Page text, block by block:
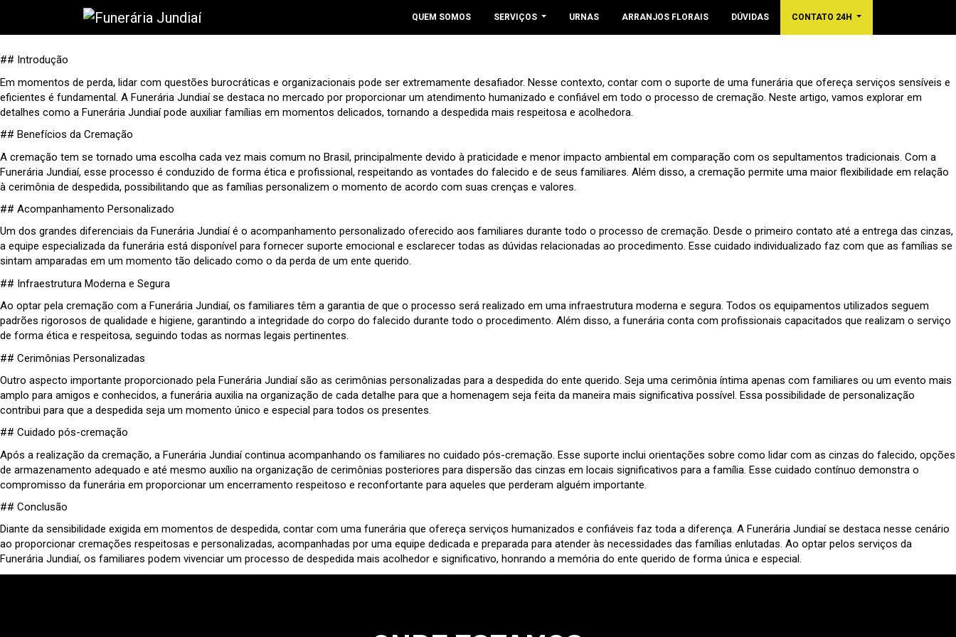
QUEM SOMOS SERVIÇOS URNAS ARRANJOS FLORAIS DÚVIDAS CONTATO 24H
## Introdução
Em momentos de perda, lidar com questões burocráticas e organizacionais pode ser extremamente desafiador. Nesse contexto, contar com o suporte de uma funerária que ofereça serviços sensíveis e
eficientes é fundamental. A Funerária Jundiaí se destaca no mercado por proporcionar um atendimento humanizado e confiável em todo o processo de cremação. Neste artigo, vamos explorar em
detalhes como a Funerária Jundiaí pode auxiliar famílias em momentos delicados, tornando a despedida mais respeitosa e acolhedora.
## Benefícios da Cremação
A cremação tem se tornado uma escolha cada vez mais comum no Brasil, principalmente devido à praticidade e menor impacto ambiental em comparação com os sepultamentos tradicionais. Com a
Funerária Jundiaí, esse processo é conduzido de forma ética e profissional, respeitando as vontades do falecido e de seus familiares. Além disso, a cremação permite uma maior flexibilidade em relação
à cerimônia de despedida, possibilitando que as famílias personalizem o momento de acordo com suas crenças e valores.
## Acompanhamento Personalizado
Um dos grandes diferenciais da Funerária Jundiaí é o acompanhamento personalizado oferecido aos familiares durante todo o processo de cremação. Desde o primeiro contato até a entrega das cinzas,
a equipe especializada da funerária está disponível para fornecer suporte emocional e esclarecer todas as dúvidas relacionadas ao procedimento. Esse cuidado individualizado faz com que as famílias se
sintam amparadas em um momento tão delicado como o da perda de um ente querido.
## Infraestrutura Moderna e Segura
Ao optar pela cremação com a Funerária Jundiaí, os familiares têm a garantia de que o processo será realizado em uma infraestrutura moderna e segura. Todos os equipamentos utilizados seguem
padrões rigorosos de qualidade e higiene, garantindo a integridade do corpo do falecido durante todo o procedimento. Além disso, a funerária conta com profissionais capacitados que realizam o serviço
de forma ética e respeitosa, seguindo todas as normas legais pertinentes.
## Cerimônias Personalizadas
Outro aspecto importante proporcionado pela Funerária Jundiaí são as cerimônias personalizadas para a despedida do ente querido. Seja uma cerimônia íntima apenas com familiares ou um evento mais
amplo para amigos e conhecidos, a funerária auxilia na organização de cada detalhe para que a homenagem seja feita da maneira mais significativa possível. Essa possibilidade de personalização
contribui para que a despedida seja um momento único e especial para todos os presentes.
## Cuidado pós-cremação
Após a realização da cremação, a Funerária Jundiaí continua acompanhando os familiares no cuidado pós-cremação. Esse suporte inclui orientações sobre como lidar com as cinzas do falecido, opções
de armazenamento adequado e até mesmo auxílio na organização de cerimônias posteriores para dispersão das cinzas em locais significativos para a família. Esse cuidado contínuo demonstra o
compromisso da funerária em proporcionar um encerramento respeitoso e reconfortante para aqueles que perderam alguém importante.
## Conclusão
Diante da sensibilidade exigida em momentos de despedida, contar com uma funerária que ofereça serviços humanizados e confiáveis faz toda a diferença. A Funerária Jundiaí se destaca nesse cenário
ao proporcionar cremações respeitosas e personalizadas, acompanhadas por uma equipe dedicada e preparada para atender às necessidades das famílias enlutadas. Ao optar pelos serviços da
Funerária Jundiaí, os familiares podem vivenciar um processo de despedida mais acolhedor e significativo, honrando a memória do ente querido de forma única e especial.